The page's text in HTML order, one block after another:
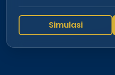
Simulasi